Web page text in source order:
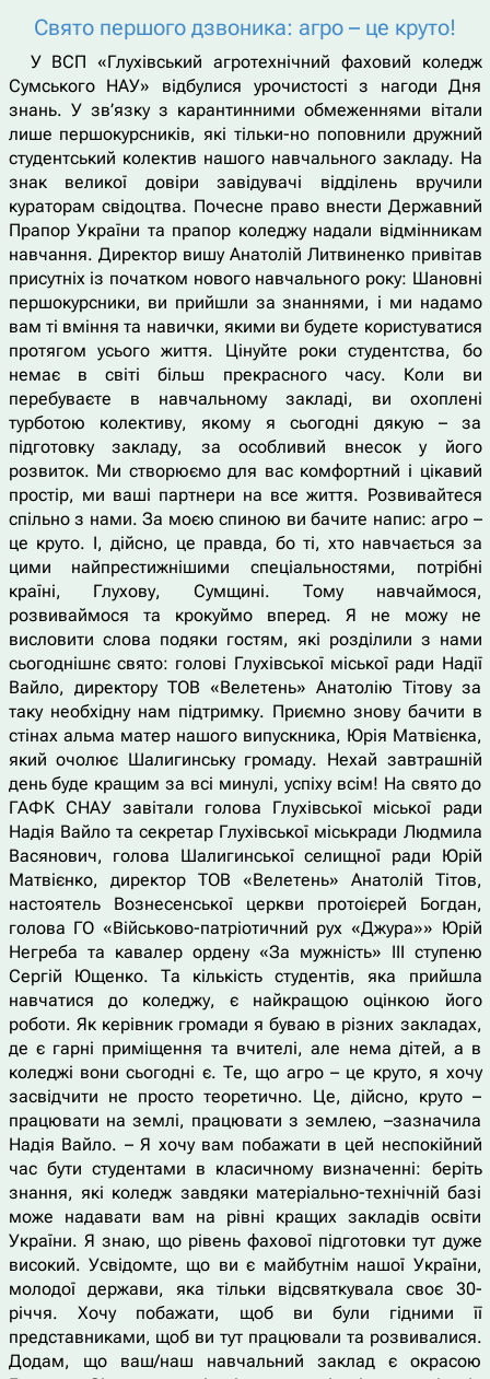
Свято першого дзвоника: агро – це круто!
У ВСП «Глухівський агротехнічний фаховий коледж
Сумського НАУ» відбулися урочистості з нагоди Дня
знань. У зв’язку з карантинними обмеженнями вітали
лише першокурсників, які тільки-но поповнили дружний
студентський колектив нашого навчального закладу. На
знак великої довіри завідувачі відділень вручили
кураторам свідоцтва. Почесне право внести Державний
Прапор України та прапор коледжу надали відмінникам
навчання. Директор вишу Анатолій Литвиненко привітав
присутніх із початком нового навчального року: Шановні
першокурсники, ви прийшли за знаннями, і ми надамо
вам ті вміння та навички, якими ви будете користуватися
протягом усього життя. Цінуйте роки студентства, бо
немає в світі більш прекрасного часу. Коли ви
перебуваєте в навчальному закладі, ви охоплені
турботою колективу, якому я сьогодні дякую – за
підготовку закладу, за особливий внесок у його
розвиток. Ми створюємо для вас комфортний і цікавий
простір, ми ваші партнери на все життя. Розвивайтеся
спільно з нами. За моєю спиною ви бачите напис: агро –
це круто. І, дійсно, це правда, бо ті, хто навчається за
цими найпрестижнішими спеціальностями, потрібні
країні, Глухову, Сумщині. Тому навчаймося,
розвиваймося та крокуймо вперед. Я не можу не
висловити слова подяки гостям, які розділили з нами
сьогоднішнє свято: голові Глухівської міської ради Надії
Вайло, директору ТОВ «Велетень» Анатолію Тітову за
таку необхідну нам підтримку. Приємно знову бачити в
стінах альма матер нашого випускника, Юрія Матвієнка,
який очолює Шалигинську громаду. Нехай завтрашній
день буде кращим за всі минулі, успіху всім! На свято до
ГАФК СНАУ завітали голова Глухівської міської ради
Надія Вайло та секретар Глухівської міськради Людмила
Васянович, голова Шалигинської селищної ради Юрій
Матвієнко, директор ТОВ «Велетень» Анатолій Тітов,
настоятель Вознесенської церкви протоієрей Богдан,
голова ГО «Військово-патріотичний рух «Джура»» Юрій
Негреба та кавалер ордену «За мужність» ІІІ ступеню
Сергій Ющенко. Та кількість студентів, яка прийшла
навчатися до коледжу, є найкращою оцінкою його
роботи. Як керівник громади я буваю в різних закладах,
де є гарні приміщення та вчителі, але нема дітей, а в
коледжі вони сьогодні є. Те, що агро – це круто, я хочу
засвідчити не просто теоретично. Це, дійсно, круто –
працювати на землі, працювати з землею, –зазначила
Надія Вайло. – Я хочу вам побажати в цей неспокійний
час бути студентами в класичному визначенні: беріть
знання, які коледж завдяки матеріально-технічній базі
може надавати вам на рівні кращих закладів освіти
України. Я знаю, що рівень фахової підготовки тут дуже
високий. Усвідомте, що ви є майбутнім нашої України,
молодої держави, яка тільки відсвяткувала своє 30-
річчя. Хочу побажати, щоб ви були гідними її
представниками, щоб ви тут працювали та розвивалися.
Додам, що ваш/наш навчальний заклад є окрасою